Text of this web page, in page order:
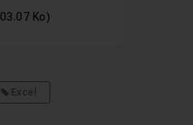
Ko)
Excel